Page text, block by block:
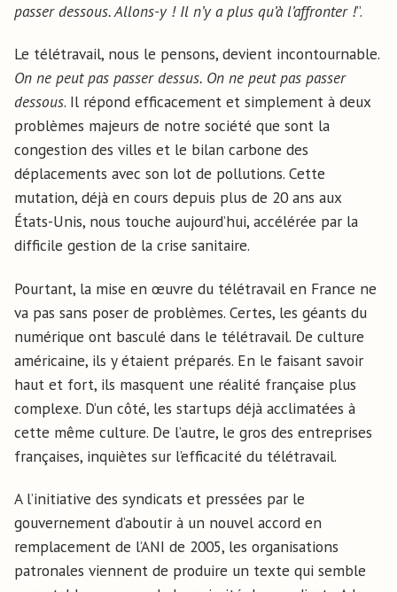
passer dessous. Allons-y ! Il n’y a plus qu’à l’affronter !”.
Le télétravail, nous le pensons, devient incontournable.
On ne peut pas passer dessus. On ne peut pas passer
dessous. Il répond efficacement et simplement à deux
problèmes majeurs de notre société que sont la
congestion des villes et le bilan carbone des
déplacements avec son lot de pollutions. Cette
mutation, déjà en cours depuis plus de 20 ans aux
États-Unis, nous touche aujourd’hui, accélérée par la
difficile gestion de la crise sanitaire.
Pourtant, la mise en œuvre du télétravail en France ne
va pas sans poser de problèmes. Certes, les géants du
numérique ont basculé dans le télétravail. De culture
américaine, ils y étaient préparés. En le faisant savoir
haut et fort, ils masquent une réalité française plus
complexe. D’un côté, les startups déjà acclimatées à
cette même culture. De l’autre, le gros des entreprises
françaises, inquiètes sur l’efficacité du télétravail.
A l’initiative des syndicats et pressées par le
gouvernement d’aboutir à un nouvel accord en
remplacement de l’ANI de 2005, les organisations
patronales viennent de produire un texte qui semble